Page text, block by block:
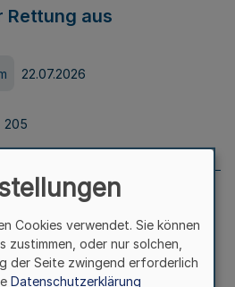
aus
22.07.2026
205
Nr. 204 vom
Cookies verwendet. Sie können
zustimmen, oder nur solchen,
der Seite zwingend erforderlich
Datenschutzerklärung